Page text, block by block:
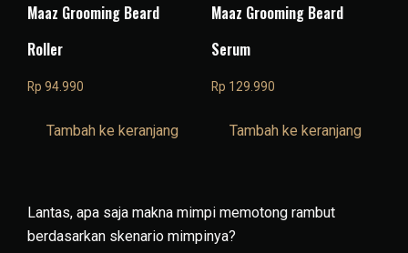
Maaz Grooming Beard
Roller
Rp 94.990
Tambah ke keranjang
Maaz Grooming Beard
Serum
Rp 129.990
Tambah ke keranjang
Lantas, apa saja makna mimpi memotong rambut
berdasarkan skenario mimpinya?